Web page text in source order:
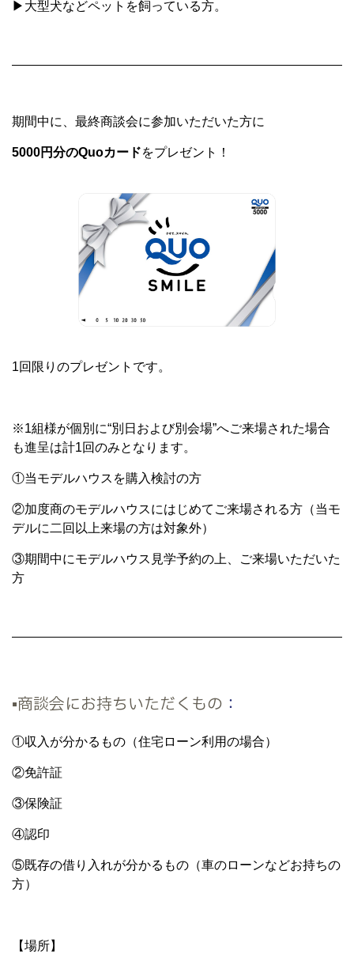
▶大型犬などペットを飼っている方。
期間中に、最終商談会に参加いただいた方に
5000円分のQuoカードをプレゼント！
1回限りのプレゼントです。
※1組様が個別に“別日および別会場”へご来場された場合
も進呈は計1回のみとなります。
①当モデルハウスを購入検討の方
②加度商のモデルハウスにはじめてご来場される方（当モ
デルに二回以上来場の方は対象外）
③期間中にモデルハウス見学予約の上、ご来場いただいた
方
▪商談会にお持ちいただくもの ：
①収入が分かるもの（住宅ローン利用の場合）
②免許証
③保険証
④認印
⑤既存の借り入れが分かるもの（車のローンなどお持ちの
方）
【場所】